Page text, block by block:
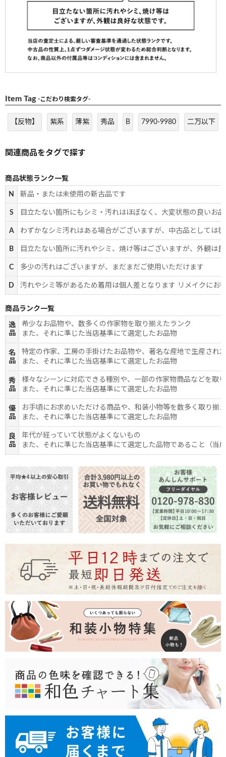
Item Tag -こだわり検索タグ-
【反物】 紫系 薄紫 秀品 B 7990-9980 二万以下
商品状態ランク一覧
N 新品・または未使用の新古品です
S 目立たない箇所にもシミ・汚れはほぼなく、大変状態の良いお
A わずかなシミ汚れはある場合がございますが、中古品としては
B 目立たない箇所に汚れやシミ、焼け等はございますが、外観は
C 多少の汚れはございますが、まだまだご使用いただけます
D 汚れやシミ等があるため着用は個人差となります リメイクにお
商品ランク一覧
逸
品
希少なお品物や、数多くの作家物を取り揃えたランク
また、それに準じた当店基準にて選定したお品物
名
品
特定の作家、工房の手掛けたお品物や、著名な産地で生産され
また、それに準じた当店基準にて選定したお品物
秀
品
様々なシーンに対応できる種別や、一部の作家物商品などを取
また、それに準じた当店基準にて選定したお品物
優
品
お手頃にお求めいただける商品や、和装小物等を数多く取り揃
また、それに準じた当店基準にて選定したお品物
良
品
年代が経っていて状態がよくないもの
また、それに準じた当店基準にて選定した品物であること（当